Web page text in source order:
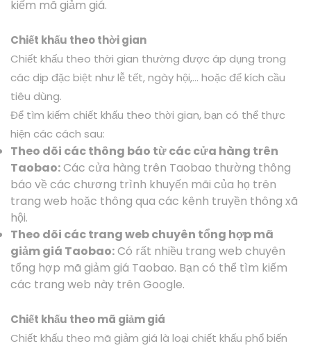
kiếm mã giảm giá.
Chiết khấu theo thời gian
Chiết khấu theo thời gian thường được áp dụng trong
các dịp đặc biệt như lễ tết, ngày hội,… hoặc để kích cầu
tiêu dùng.
Để tìm kiếm chiết khấu theo thời gian, bạn có thể thực
hiện các cách sau:
Theo dõi các thông báo từ các cửa hàng trên
Taobao:Các cửa hàng trên Taobao thường thông
báo về các chương trình khuyến mãi của họ trên
trang web hoặc thông qua các kênh truyền thông xã
hội.
Theo dõi các trang web chuyên tổng hợp mã
giảm giá Taobao:Có rất nhiều trang web chuyên
tổng hợp mã giảm giá Taobao. Bạn có thể tìm kiếm
các trang web này trên Google.
Chiết khấu theo mã giảm giá
Chiết khấu theo mã giảm giá là loại chiết khấu phổ biến